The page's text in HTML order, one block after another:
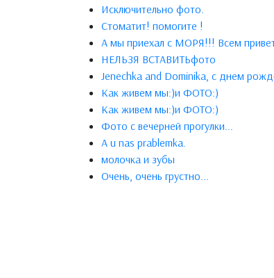
Исключительно фото.
Стоматит! помогите !
А мы приехал с МОРЯ!!! Всем
НЕЛЬЗЯ ВСТАВИТЬфото
Jenechka and Dominika, с днем
Как живем мы:)и ФОТО:)
Как живем мы:)и ФОТО:)
Фото с вечерней прогулки...
A u nas prablemka.
молочка и зубы
Очень, очень грустно...